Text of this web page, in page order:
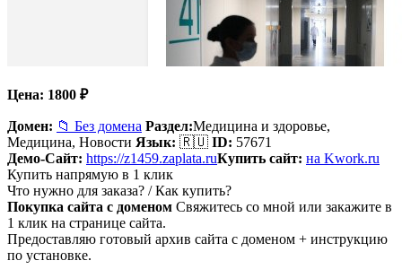
Цена: 1800 ₽
Домен: 📁 Без домена Раздел:Медицина и здоровье,
Медицина, Новости Язык: 🇷🇺 ID: 57671
Демо-Сайт: https://z1459.zaplata.ruКупить сайт: на Kwork.ru
Купить напрямую в 1 клик
Что нужно для заказа? / Как купить?
Покупка сайта с доменом Свяжитесь со мной или закажите в
1 клик на странице сайта.
Предоставляю готовый архив сайта с доменом + инструкцию
по установке.